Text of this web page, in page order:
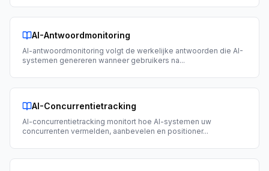
AI-Antwoordmonitoring
AI-antwoordmonitoring volgt de werkelijke antwoorden die AI-
systemen genereren wanneer gebruikers na...
AI-Concurrentietracking
AI-concurrentietracking monitort hoe AI-systemen uw
concurrenten vermelden, aanbevelen en positioner...